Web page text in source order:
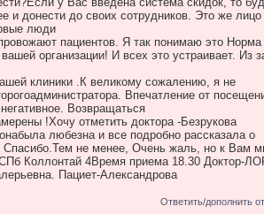
и донести до своих сотрудников. Это же лицо
люди
пациентов. Я так понимаю это Норма
организации! И всех это устраивает. Из
клиники .К великому сожалению, я не
Впечатление от
Возвращаться
!Хочу отметить доктора -Безрукова
любезна и все подробно рассказала о
Спасибо.Тем не менее, Очень жаль, но к Вам
Коллонтай 4Время приема 18.30 Доктор-
Пациет-Александрова
Ответить/дополнить